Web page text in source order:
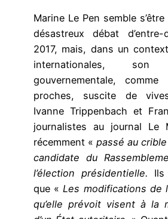
Marine Le Pen semble
désastreux débat
2017, mais, dans un
internationales, son
gouvernementale,
proches, suscite de
Ivanne Trippenbach et
journalistes au journal Le
récemment « passé au
candidate du
l’élection présidentielle.
que « Les modifications de
qu’elle prévoit visent à la